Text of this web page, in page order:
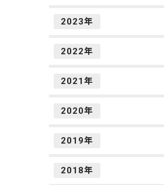
2023年
2022年
2021年
2020年
2019年
2018年